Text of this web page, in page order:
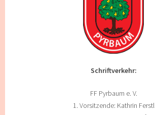
Schriftverkehr:
FF Pyrbaum e. V.
1. Vorsitzende: Kathrin Ferstl